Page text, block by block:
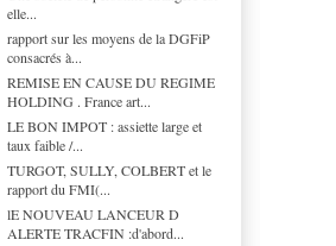
elle...
rapport sur les moyens de la DGFiP
consacrés à...
REMISE EN CAUSE DU REGIME
HOLDING . France art...
LE BON IMPOT : assiette large et
taux faible /...
TURGOT, SULLY, COLBERT et le
rapport du FMI(...
lE NOUVEAU LANCEUR D
ALERTE TRACFIN :d'abord...